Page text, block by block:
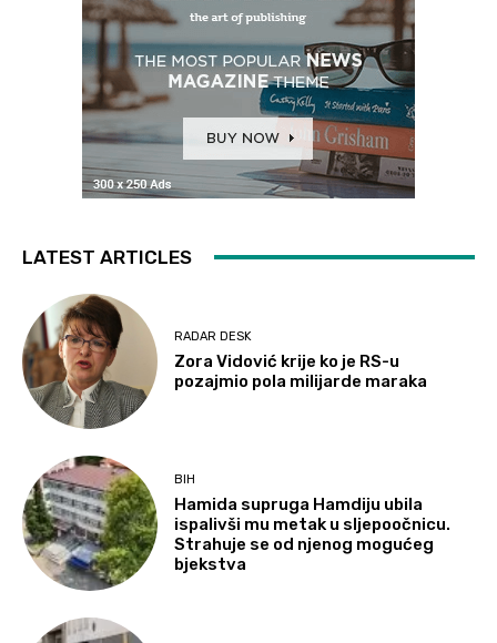
LATEST ARTICLES
RADAR DESK
Zora Vidović krije ko je RS-u
pozajmio pola milijarde maraka
BIH
Hamida supruga Hamdiju ubila
ispalivši mu metak u sljepoočnicu.
Strahuje se od njenog mogućeg
bjekstva